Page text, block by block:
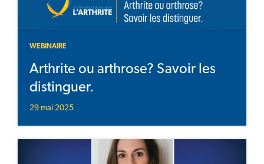
WEBINAIRE
Arthrite ou arthrose? Savoir les
distinguer.
29 mai 2025